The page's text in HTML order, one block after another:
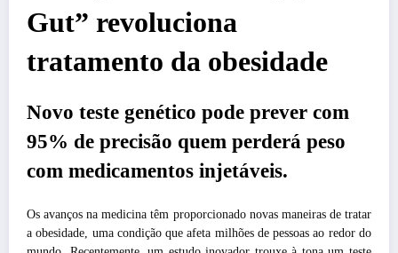
Gut” revoluciona
tratamento da obesidade
Novo teste genético pode prever com
95% de precisão quem perderá peso
com medicamentos injetáveis.
Os avanços na medicina têm proporcionado novas maneiras de tratar
a obesidade, uma condição que afeta milhões de pessoas ao redor do